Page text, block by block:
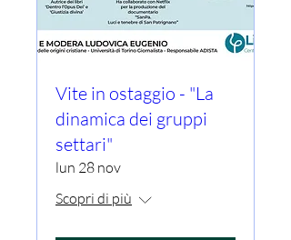
Vite in ostaggio - "La
dinamica dei gruppi
settari"
lun 28 nov
Scopri di più